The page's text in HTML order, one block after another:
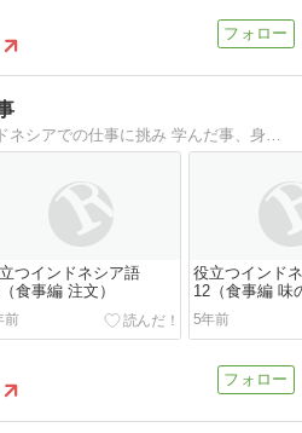
つインドネシア語
食事編 注文）
前
役立つインド
12（食事編 味
5年前